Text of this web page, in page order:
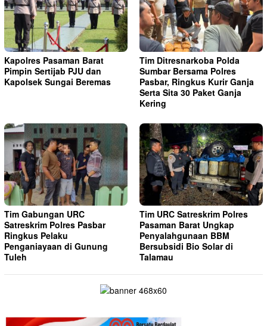
Kapolres Pasaman Barat
Pimpin Sertijab PJU dan
Kapolsek Sungai Beremas
Tim Ditresnarkoba Polda
Sumbar Bersama Polres
Pasbar, Ringkus Kurir Ganja
Serta Sita 30 Paket Ganja
Kering
Tim Gabungan URC
Satreskrim Polres Pasbar
Ringkus Pelaku
Penganiayaan di Gunung
Tuleh
Tim URC Satreskrim Polres
Pasaman Barat Ungkap
Penyalahgunaan BBM
Bersubsidi Bio Solar di
Talamau